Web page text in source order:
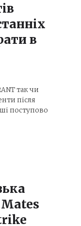
в
так чи
після
поступово
Mates